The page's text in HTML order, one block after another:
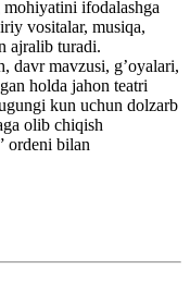
ifodalashga
vositalar, musiqa,
ajralib turadi.
davr mavzusi, g’oyalari,
holda jahon teatri
kun uchun dolzarb
olib chiqish
ordeni bilan